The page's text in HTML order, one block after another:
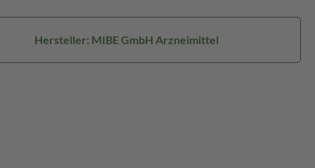
Hersteller: MIBE GmbH Arzneimittel